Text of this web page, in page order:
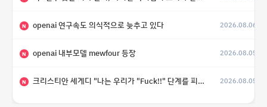
N openai 연구속도 의식적으로 늦추고 있다 2026.08.06
N openai 내부모델 mewfour 등장 2026.08.05
N 크리스티안 세게디 "나는 우리가 "Fuck!!" 단계를 피할 수 있기를 바랄 뿐" 2026.08.05